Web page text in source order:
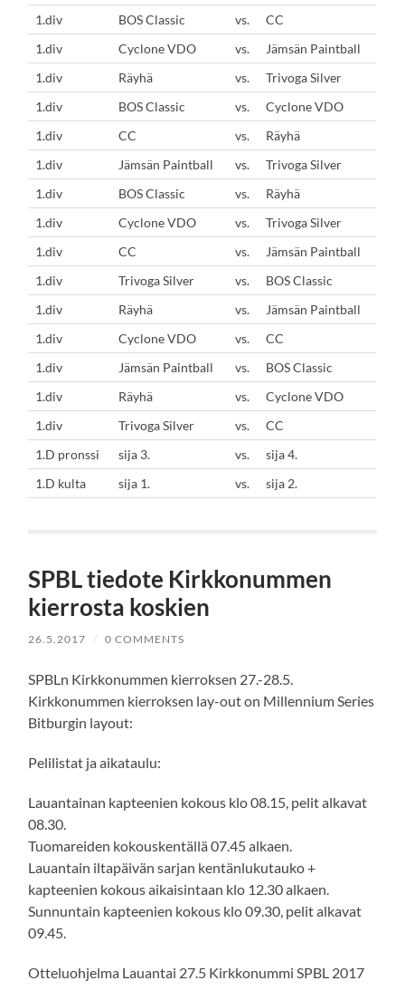
1.div
BOS Classic vs.
CC
1.div
Cyclone VDO vs.
Jämsän Paintball
1.div
Räyhä vs.
Trivoga Silver
1.div
BOS Classic vs.
Cyclone VDO
1.div
CC vs.
Räyhä
1.div
Jämsän Paintball vs.
Trivoga Silver
1.div
BOS Classic vs.
Räyhä
1.div
Cyclone VDO vs.
Trivoga Silver
1.div
CC vs.
Jämsän Paintball
1.div
Trivoga Silver vs.
BOS Classic
1.div
Räyhä vs.
Jämsän Paintball
1.div
Cyclone VDO vs.
CC
1.div
Jämsän Paintball vs.
BOS Classic
1.div
Räyhä vs.
Cyclone VDO
1.div
Trivoga Silver vs.
CC
1.D pronssi
sija 3. vs.
sija 4.
1.D kulta
sija 1. vs. sija 2.
SPBL tiedote Kirkkonummen
kierrosta koskien
26.5.2017 / 0 COMMENTS
SPBLn Kirkkonummen kierroksen 27.-28.5.
Kirkkonummen kierroksen lay-out on Millennium Series
Bitburgin layout:
Pelilistat ja aikataulu:
Lauantainan kapteenien kokous klo 08.15, pelit alkavat
08.30.
Tuomareiden kokouskentällä 07.45 alkaen.
Lauantain iltapäivän sarjan kentänlukutauko +
kapteenien kokous aikaisintaan klo 12.30 alkaen.
Sunnuntain kapteenien kokous klo 09.30, pelit alkavat
09.45.
Otteluohjelma Lauantai 27.5 Kirkkonummi SPBL 2017